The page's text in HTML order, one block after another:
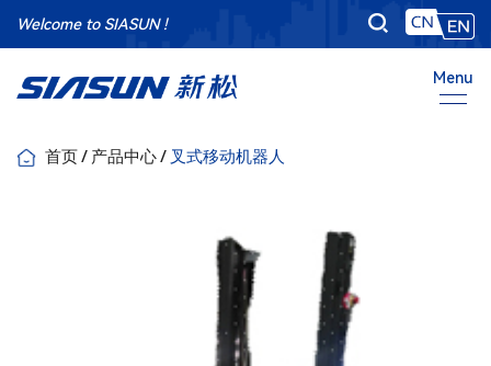
Menu
Welcome to SIASUN !
首页/ 产品中心/ 叉式移动机器人